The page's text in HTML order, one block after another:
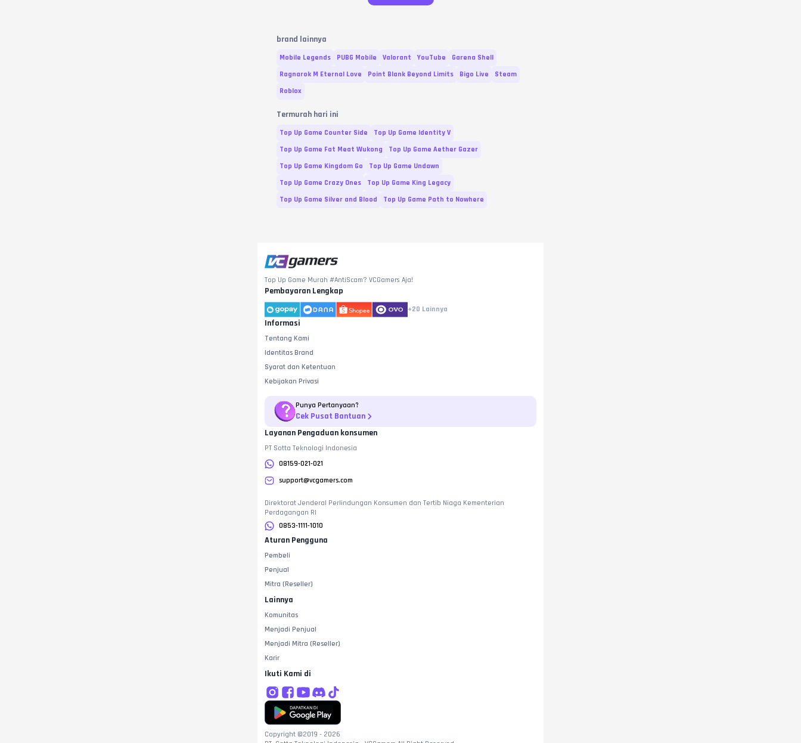
brand lainnya
Mobile Legends PUBG Mobile Valorant YouTube
Garena Shell
Ragnarok M Eternal Love
Point Blank Beyond Limits Bigo Live
Steam
Roblox
Termurah hari ini
Top Up Game Counter Side
Top Up Game Identity V
Top Up Game Fat Meat Wukong
Top Up Game Aether Gazer
Top Up Game Kingdom Go
Top Up Game Undawn
Top Up Game Crazy Ones
Top Up Game King Legacy
Top Up Game Silver and Blood
Top Up Game Path to Nowhere
Top Up Game Murah #AntiScam? VCGamers Aja!
Pembayaran Lengkap
+20 Lainnya
Informasi
Tentang Kami
Identitas Brand
Syarat dan Ketentuan
Kebijakan Privasi
Punya Pertanyaan?
Cek Pusat Bantuan
Layanan Pengaduan konsumen
PT Sotta Teknologi Indonesia
08159-021-021
support@vcgamers.com
Direktorat Jenderal Perlindungan Konsumen dan Tertib Niaga Kementerian
Perdagangan RI
0853-1111-1010
Aturan Pengguna
Pembeli
Penjual
Mitra (Reseller)
Lainnya
Komunitas
Menjadi Penjual
Menjadi Mitra (Reseller)
Karir
Ikuti Kami di
Copyright ©2019 - 2026